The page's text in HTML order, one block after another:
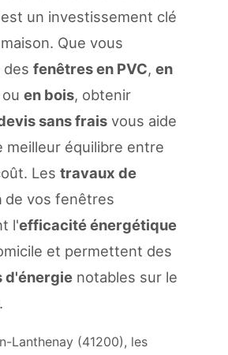
un investissement clé
Que vous
des fenêtres en PVC, en
ou en bois, obtenir
sans frais vous aide
meilleur équilibre entre
Les travaux de
de vos fenêtres
l'efficacité énergétique
et permettent des
d'énergie notables sur le
Lanthenay (41200), les